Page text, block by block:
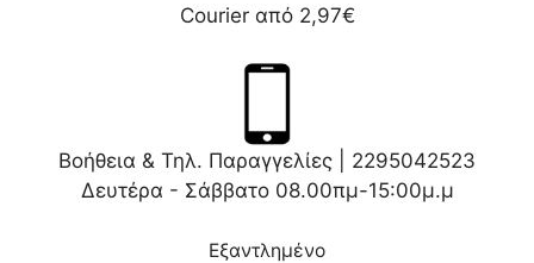
Courier από 2,97€
Βοήθεια & Τηλ. Παραγγελίες | 2295042523
Δευτέρα - Σάββατο 08.00πμ-15:00μ.μ
Εξαντλημένο